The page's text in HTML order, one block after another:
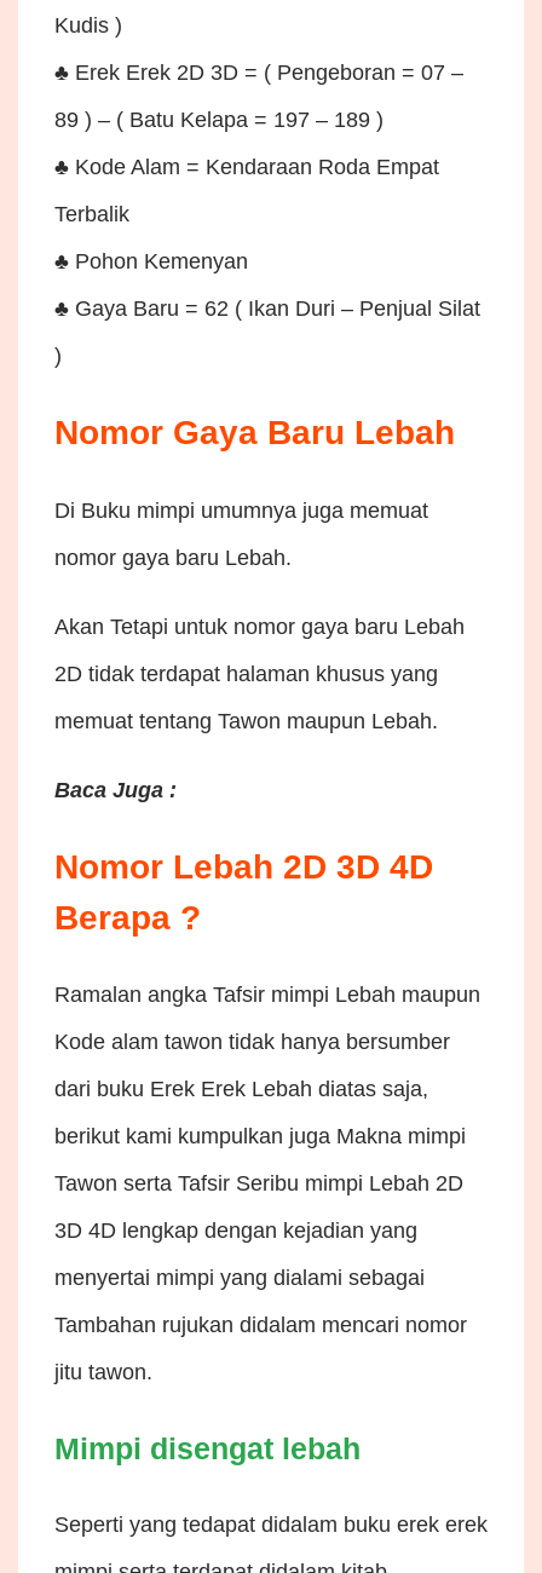
Kudis )
♣ Erek Erek 2D 3D = ( Pengeboran = 07 –
89 ) – ( Batu Kelapa = 197 – 189 )
♣ Kode Alam = Kendaraan Roda Empat
Terbalik
♣ Pohon Kemenyan
♣ Gaya Baru = 62 ( Ikan Duri – Penjual Silat
)
Nomor Gaya Baru Lebah
Di Buku mimpi umumnya juga memuat
nomor gaya baru Lebah.
Akan Tetapi untuk nomor gaya baru Lebah
2D tidak terdapat halaman khusus yang
memuat tentang Tawon maupun Lebah.
Baca Juga :
Nomor Lebah 2D 3D 4D
Berapa ?
Ramalan angka Tafsir mimpi Lebah maupun
Kode alam tawon tidak hanya bersumber
dari buku Erek Erek Lebah diatas saja,
berikut kami kumpulkan juga Makna mimpi
Tawon serta Tafsir Seribu mimpi Lebah 2D
3D 4D lengkap dengan kejadian yang
menyertai mimpi yang dialami sebagai
Tambahan rujukan didalam mencari nomor
jitu tawon.
Mimpi disengat lebah
Seperti yang tedapat didalam buku erek erek